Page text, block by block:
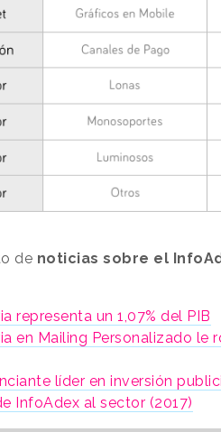
de noticias sobre el
representa un 1,07% del PIB
en Mailing Personalizado le
líder en inversión
InfoAdex al sector (2017)